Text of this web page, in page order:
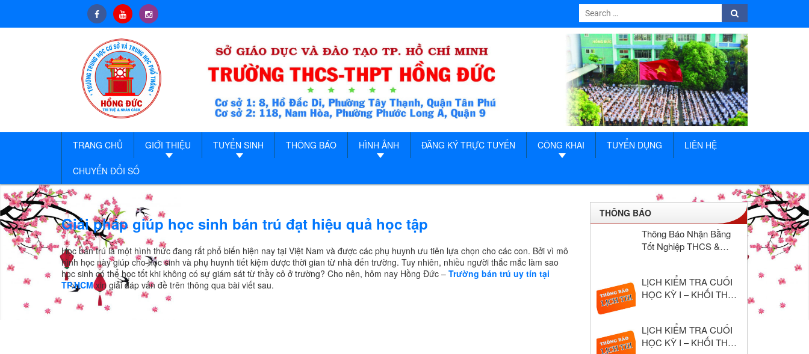
Search
for:
TRANG CHỦ GIỚI THIỆU TUYỂN SINH THÔNG BÁO HÌNH ẢNH ĐĂNG KÝ TRỰC TUYẾN CÔNG KHAI TUYỂN DỤNG LIÊN HỆ
CHUYỂN ĐỔI SỐ
Giải pháp giúp học sinh bán trú đạt hiệu quả học tập
Học bán trú là một hình thức đang rất phổ biến hiện nay tại Việt Nam và được các phụ huynh ưu tiên lựa chọn cho các con. Bởi vì mô
hình học này giúp cho học sinh và phụ huynh tiết kiệm được thời gian từ nhà đến trường. Tuy nhiên, nhiều người thắc mắc làm sao
học sinh có thể học tốt khi không có sự giám sát từ thầy cô ở trường? Cho nên, hôm nay Hồng Đức – Trường bán trú uy tín tại
TP.HCMxin giải đáp vấn đề trên thông qua bài viết sau.
THÔNG BÁO
Thông Báo Nhận Bằng
Tốt Nghiệp THCS &
LỊCH KIỂM TRA CUỐI
HỌC KỲ I – KHỐI THPT
LỊCH KIỂM TRA CUỐI
HỌC KỲ I – KHỐI THCS